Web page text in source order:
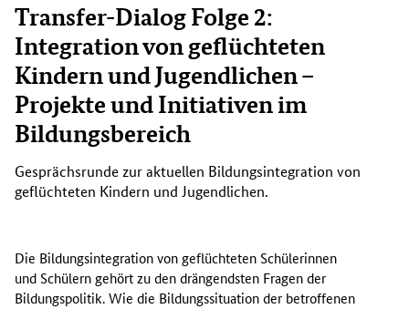
Familie,
Senioren,
Frauen
und
Jugend
Transfer-Dialog Folge 2:
Integration von geflüchteten
Kindern und Jugendlichen –
Projekte und Initiativen im
Bildungsbereich
Gesprächsrunde zur aktuellen Bildungsintegration von
geflüchteten Kindern und Jugendlichen.
Die Bildungsintegration von geflüchteten Schülerinnen
und Schülern gehört zu den drängendsten Fragen der
Bildungspolitik. Wie die Bildungssituation der betroffenen